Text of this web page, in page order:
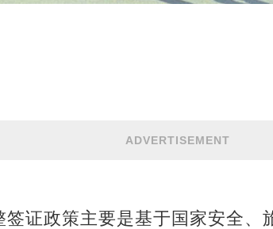
ADVERTISEMENT
证政策主要是基于国家安全、